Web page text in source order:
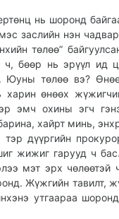
нь шоронд
заслийн нэн
төлөө”
ч, бөөр нь эрүүл ид
Юуны төлөө вэ?
харин өнөөх
эмч охины эгч
хайрт минь,
дүүргийн
жижиг гарууд ч
мэт эрх чөлөөтэй
Жүжгийн тавилт,
утгаараа шоронд